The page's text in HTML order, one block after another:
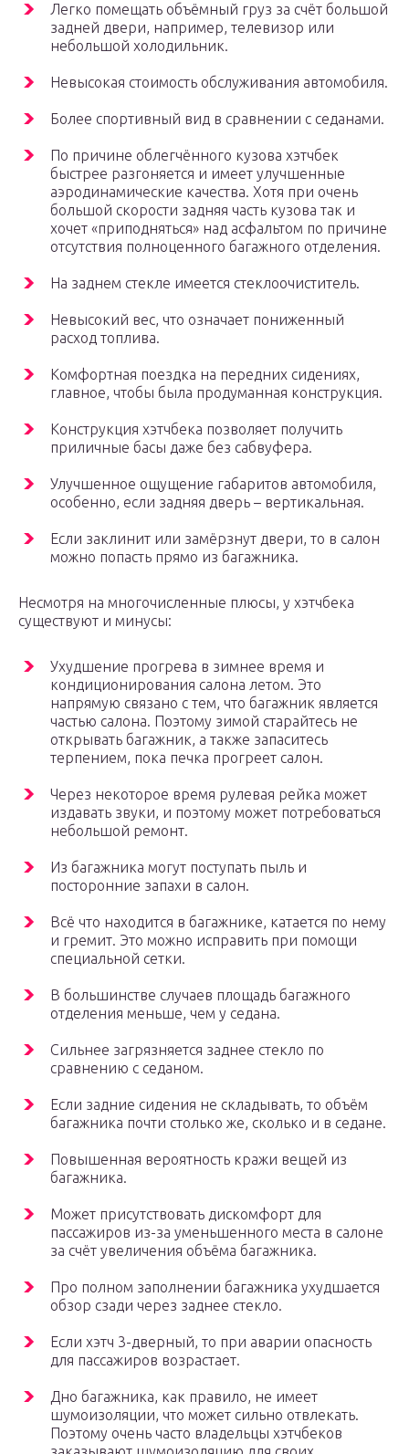
Легко помещать объёмный груз за счёт большой
задней двери, например, телевизор или
небольшой холодильник.
Невысокая стоимость обслуживания автомобиля.
Более спортивный вид в сравнении с седанами.
По причине облегчённого кузова хэтчбек
быстрее разгоняется и имеет улучшенные
аэродинамические качества. Хотя при очень
большой скорости задняя часть кузова так и
хочет «приподняться» над асфальтом по причине
отсутствия полноценного багажного отделения.
На заднем стекле имеется стеклоочиститель.
Невысокий вес, что означает пониженный
расход топлива.
Комфортная поездка на передних сидениях,
главное, чтобы была продуманная конструкция.
Конструкция хэтчбека позволяет получить
приличные басы даже без сабвуфера.
Улучшенное ощущение габаритов автомобиля,
особенно, если задняя дверь – вертикальная.
Если заклинит или замёрзнут двери, то в салон
можно попасть прямо из багажника.
Несмотря на многочисленные плюсы, у хэтчбека
существуют и минусы:
Ухудшение прогрева в зимнее время и
кондиционирования салона летом. Это
напрямую связано с тем, что багажник является
частью салона. Поэтому зимой старайтесь не
открывать багажник, а также запаситесь
терпением, пока печка прогреет салон.
Через некоторое время рулевая рейка может
издавать звуки, и поэтому может потребоваться
небольшой ремонт.
Из багажника могут поступать пыль и
посторонние запахи в салон.
Всё что находится в багажнике, катается по нему
и гремит. Это можно исправить при помощи
специальной сетки.
В большинстве случаев площадь багажного
отделения меньше, чем у седана.
Сильнее загрязняется заднее стекло по
сравнению с седаном.
Если задние сидения не складывать, то объём
багажника почти столько же, сколько и в седане.
Повышенная вероятность кражи вещей из
багажника.
Может присутствовать дискомфорт для
пассажиров из-за уменьшенного места в салоне
за счёт увеличения объёма багажника.
Про полном заполнении багажника ухудшается
обзор сзади через заднее стекло.
Если хэтч 3-дверный, то при аварии опасность
для пассажиров возрастает.
Дно багажника, как правило, не имеет
шумоизоляции, что может сильно отвлекать.
Поэтому очень часто владельцы хэтчбеков